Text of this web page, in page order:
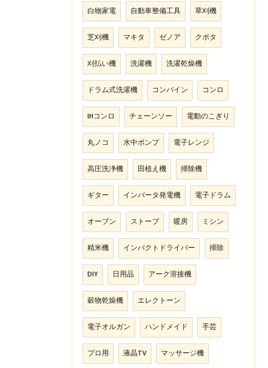
白物家電 自動車整備工具 草刈機
芝刈機 マキタ ゼノア クボタ
刈払い機 洗濯機 洗濯乾燥機
ドラム式洗濯機 コンバイン コンロ
IHコンロ チェーンソー 電動のこぎり
丸ノコ 水中ポンプ 電子レンジ
高圧洗浄機 田植え機 掃除機
ギター インバータ発電機 電子ドラム
オーブン ストーブ 暖房 ミシン
精米機 インパクトドライバー 掃除
DIY 日用品 アーク溶接機
穀物乾燥機 エレクトーン
電子オルガン ハンドメイド 手芸
プロ用 液晶TV マッサージ機